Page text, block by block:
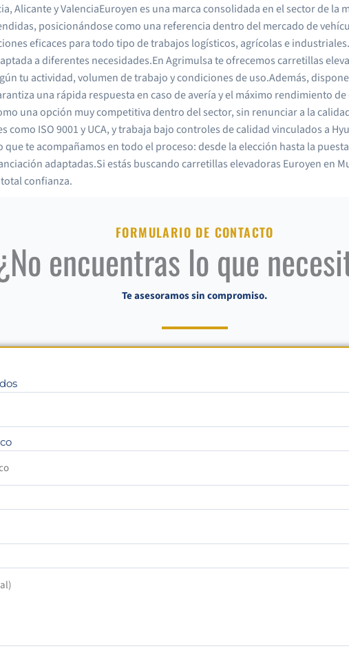
Alicante y ValenciaEuroyen es una marca consolidada en el sector de
posicionándose como una referencia dentro del mercado de
eficaces para todo tipo de trabajos logísticos, agrícolas e
a diferentes necesidades.En Agrimulsa te ofrecemos carretillas
tu actividad, volumen de trabajo y condiciones de uso.Además,
una rápida respuesta en caso de avería y el máximo rendimiento
una opción muy competitiva dentro del sector, sin renunciar a la
ISO 9001 y UCA, y trabaja bajo controles de calidad vinculados a
te acompañamos en todo el proceso: desde la elección hasta la
adaptadas.Si estás buscando carretillas elevadoras Euroyen en
confianza.
FORMULARIO DE CONTACTO
encuentras lo que
Te asesoramos sin compromiso.